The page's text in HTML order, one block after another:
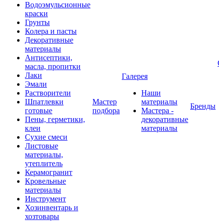
Водоэмульсионные
краски
Грунты
Колера и пасты
Декоративные
материалы
Антисептики,
масла, пропитки
Лаки
Эмали
Растворители
Шпатлевки
готовые
Пены, герметики,
клеи
Сухие смеси
Листовые
материалы,
утеплитель
Керамогранит
Кровельные
материалы
Инструмент
Хозинвентарь и
хозтовары
Мастер
подбора
Галерея
Наши
материалы
Мастера -
декоративные
материалы
Бренды